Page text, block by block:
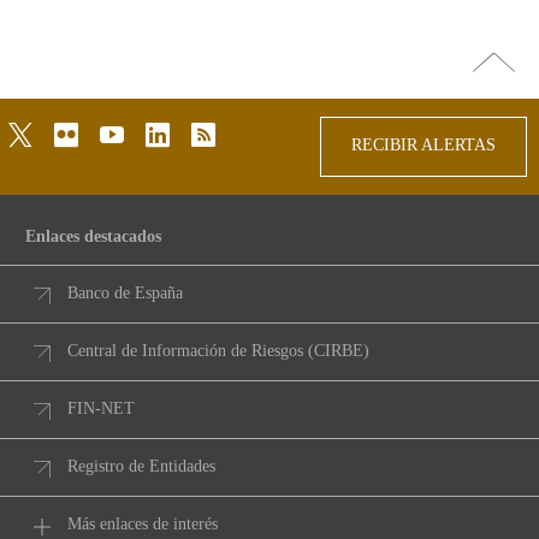
arriba
twitterflickr youtubelinkedinrss
RECIBIR ALERTAS
Enlaces destacados
Banco de España
Central de Información de Riesgos (CIRBE)
FIN-NET
Registro de Entidades
Más enlaces de interés